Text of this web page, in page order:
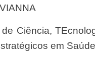
VIANNA
em Saúde